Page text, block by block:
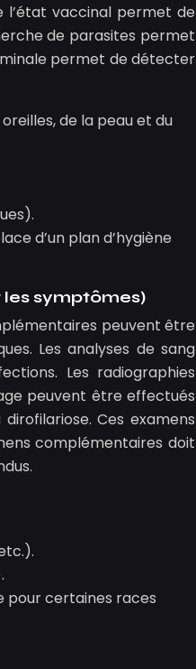
l’état vaccinal permet de
de parasites permet
permet de détecter
de la peau et du
d’un plan d’hygiène
les symptômes)
peuvent être
Les analyses de sang
Les radiographies
peuvent être effectués
Ces examens
complémentaires doit
pour certaines races